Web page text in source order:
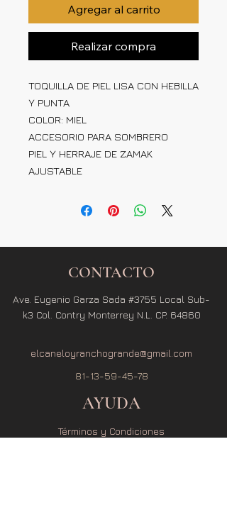
Agregar al carrito
Realizar compra
TOQUILLA DE PIEL LISA CON HEBILLA
Y PUNTA
COLOR: MIEL
ACCESORIO PARA SOMBRERO
PIEL Y HERRAJE DE ZAMAK
AJUSTABLE
CONTACTO
Ave. Eugenio Garza Sada #3755 Local Sub-
k3 Col. Contry Monterrey N.L. CP. 64860
elcaneloyranchogrande@gmail.com
81-13-59-45-78
AYUDA
Términos y Condiciones